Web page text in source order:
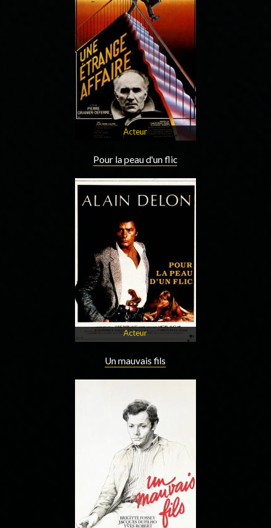
Acteur
Pour la peau d'un flic
Acteur
Un mauvais fils